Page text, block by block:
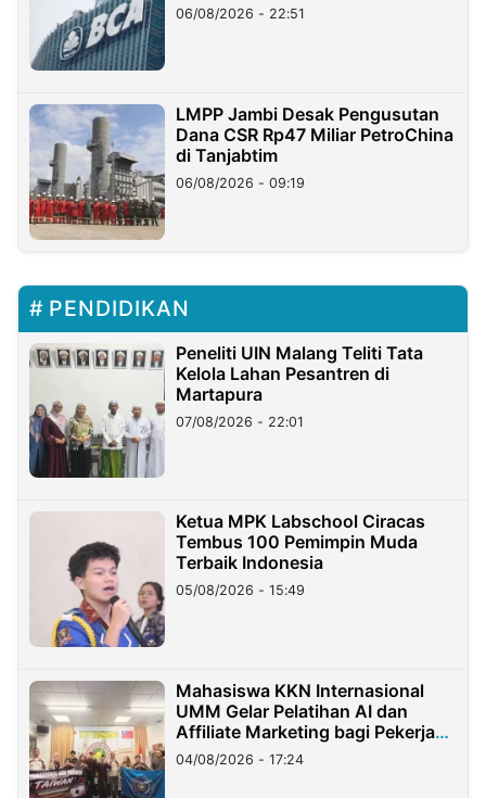
06/08/2026 - 22:51
LMPP Jambi Desak Pengusutan
Dana CSR Rp47 Miliar PetroChina
di Tanjabtim
06/08/2026 - 09:19
PENDIDIKAN
Peneliti UIN Malang Teliti Tata
Kelola Lahan Pesantren di
Martapura
07/08/2026 - 22:01
Ketua MPK Labschool Ciracas
Tembus 100 Pemimpin Muda
Terbaik Indonesia
05/08/2026 - 15:49
Mahasiswa KKN Internasional
UMM Gelar Pelatihan AI dan
Affiliate Marketing bagi Pekerja
Migran Indonesia di Taiwan
04/08/2026 - 17:24